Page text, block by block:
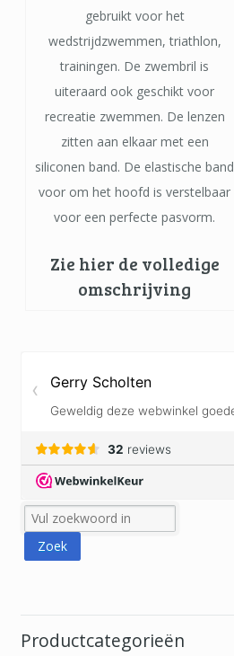
gebruikt voor het
wedstrijdzwemmen, triathlon,
trainingen. De zwembril is
uiteraard ook geschikt voor
recreatie zwemmen. De lenzen
zitten aan elkaar met een
siliconen band. De elastische band
voor om het hoofd is verstelbaar
voor een perfecte pasvorm.
Zie hier de volledige
omschrijving
Productcategorieën